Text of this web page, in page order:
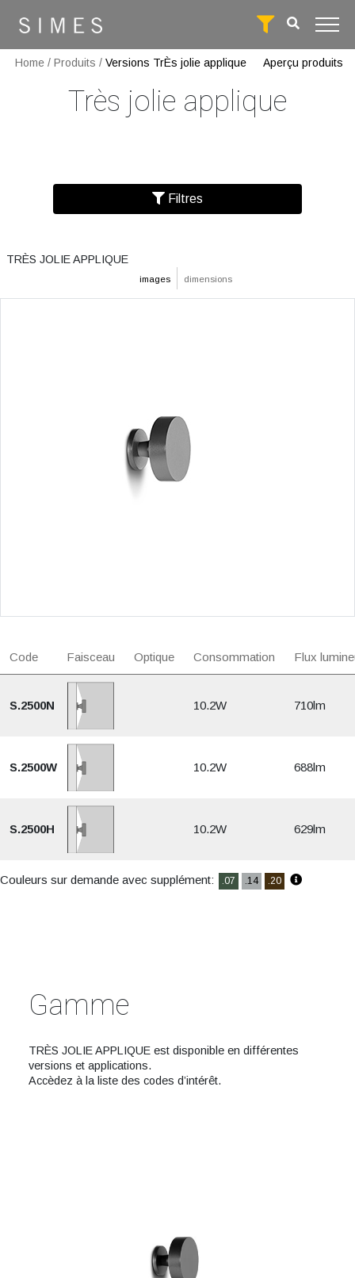
Home / Produits / Versions TrÈs jolie applique Aperçu produits
Très jolie applique
Filtres
images dimensions
TRÈS JOLIE APPLIQUE
Code Faisceau Optique Consommation Flux
S.2500N 10.2W 710lm
S.2500W 10.2W 688lm
S.2500H 10.2W 629lm
Couleurs sur demande avec supplément: .07 .14 .20
Gamme
TRÈS JOLIE APPLIQUE est disponible en différentes
versions et applications.
Accèdez à la liste des codes d’intérêt.